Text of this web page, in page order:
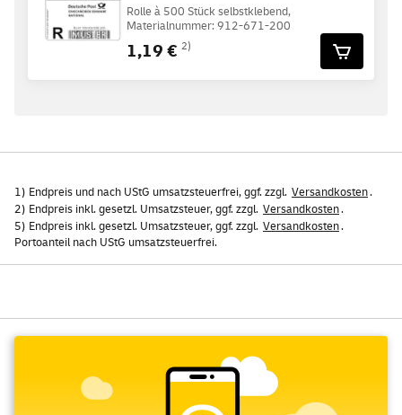
Rolle à 500 Stück selbstklebend,
Materialnummer: 912-671-200
1,19 € 2)
1) Endpreis und nach UStG umsatzsteuerfrei, ggf. zzgl. Versandkosten.
2) Endpreis inkl. gesetzl. Umsatzsteuer, ggf. zzgl. Versandkosten.
5) Endpreis inkl. gesetzl. Umsatzsteuer, ggf. zzgl. Versandkosten.
Portoanteil nach UStG umsatzsteuerfrei.